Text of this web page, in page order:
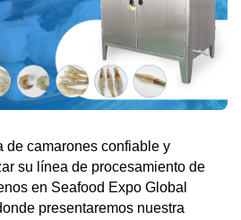
de camarones confiable y
su línea de procesamiento de
en Seafood Expo Global
presentaremos nuestra